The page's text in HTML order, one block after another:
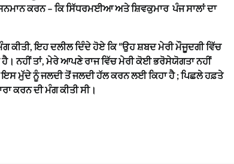
ਕਰਨ – ਕਿ ਸਿੱਧਰਮਈਆ ਅਤੇ ਸ਼ਿਵਕੁਮਾਰ ਪੰਜ ਸਾਲਾਂ ਦਾ
ਕੀਤੀ, ਇਹ ਦਲੀਲ ਦਿੰਦੇ ਹੋਏ ਕਿ “ਉਹ ਸ਼ਬਦ ਮੇਰੀ ਮੌਜੂਦਗੀ ਵਿੱਚ
ਹੈ। ਨਹੀਂ ਤਾਂ, ਮੇਰੇ ਆਪਣੇ ਰਾਜ ਵਿੱਚ ਮੇਰੀ ਕੋਈ ਭਰੋਸੇਯੋਗਤਾ ਨਹੀਂ
ਮੁੱਦੇ ਨੂੰ ਜਲਦੀ ਤੋਂ ਜਲਦੀ ਹੱਲ ਕਰਨ ਲਈ ਕਿਹਾ ਹੈ ; ਪਿਛਲੇ ਹਫ਼ਤੇ
ਕਰਨ ਦੀ ਮੰਗ ਕੀਤੀ ਸੀ।